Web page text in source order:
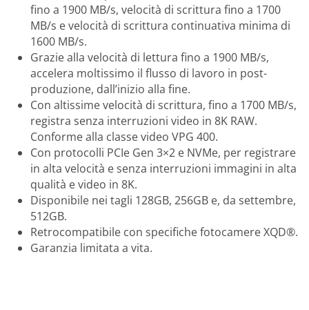
fino a 1900 MB/s, velocità di scrittura fino a 1700
MB/s e velocità di scrittura continuativa minima di
1600 MB/s.
Grazie alla velocità di lettura fino a 1900 MB/s,
accelera moltissimo il flusso di lavoro in post-
produzione, dall’inizio alla fine.
Con altissime velocità di scrittura, fino a 1700 MB/s,
registra senza interruzioni video in 8K RAW.
Conforme alla classe video VPG 400.
Con protocolli PCIe Gen 3×2 e NVMe, per registrare
in alta velocità e senza interruzioni immagini in alta
qualità e video in 8K.
Disponibile nei tagli 128GB, 256GB e, da settembre,
512GB.
Retrocompatibile con specifiche fotocamere XQD®.
Garanzia limitata a vita.